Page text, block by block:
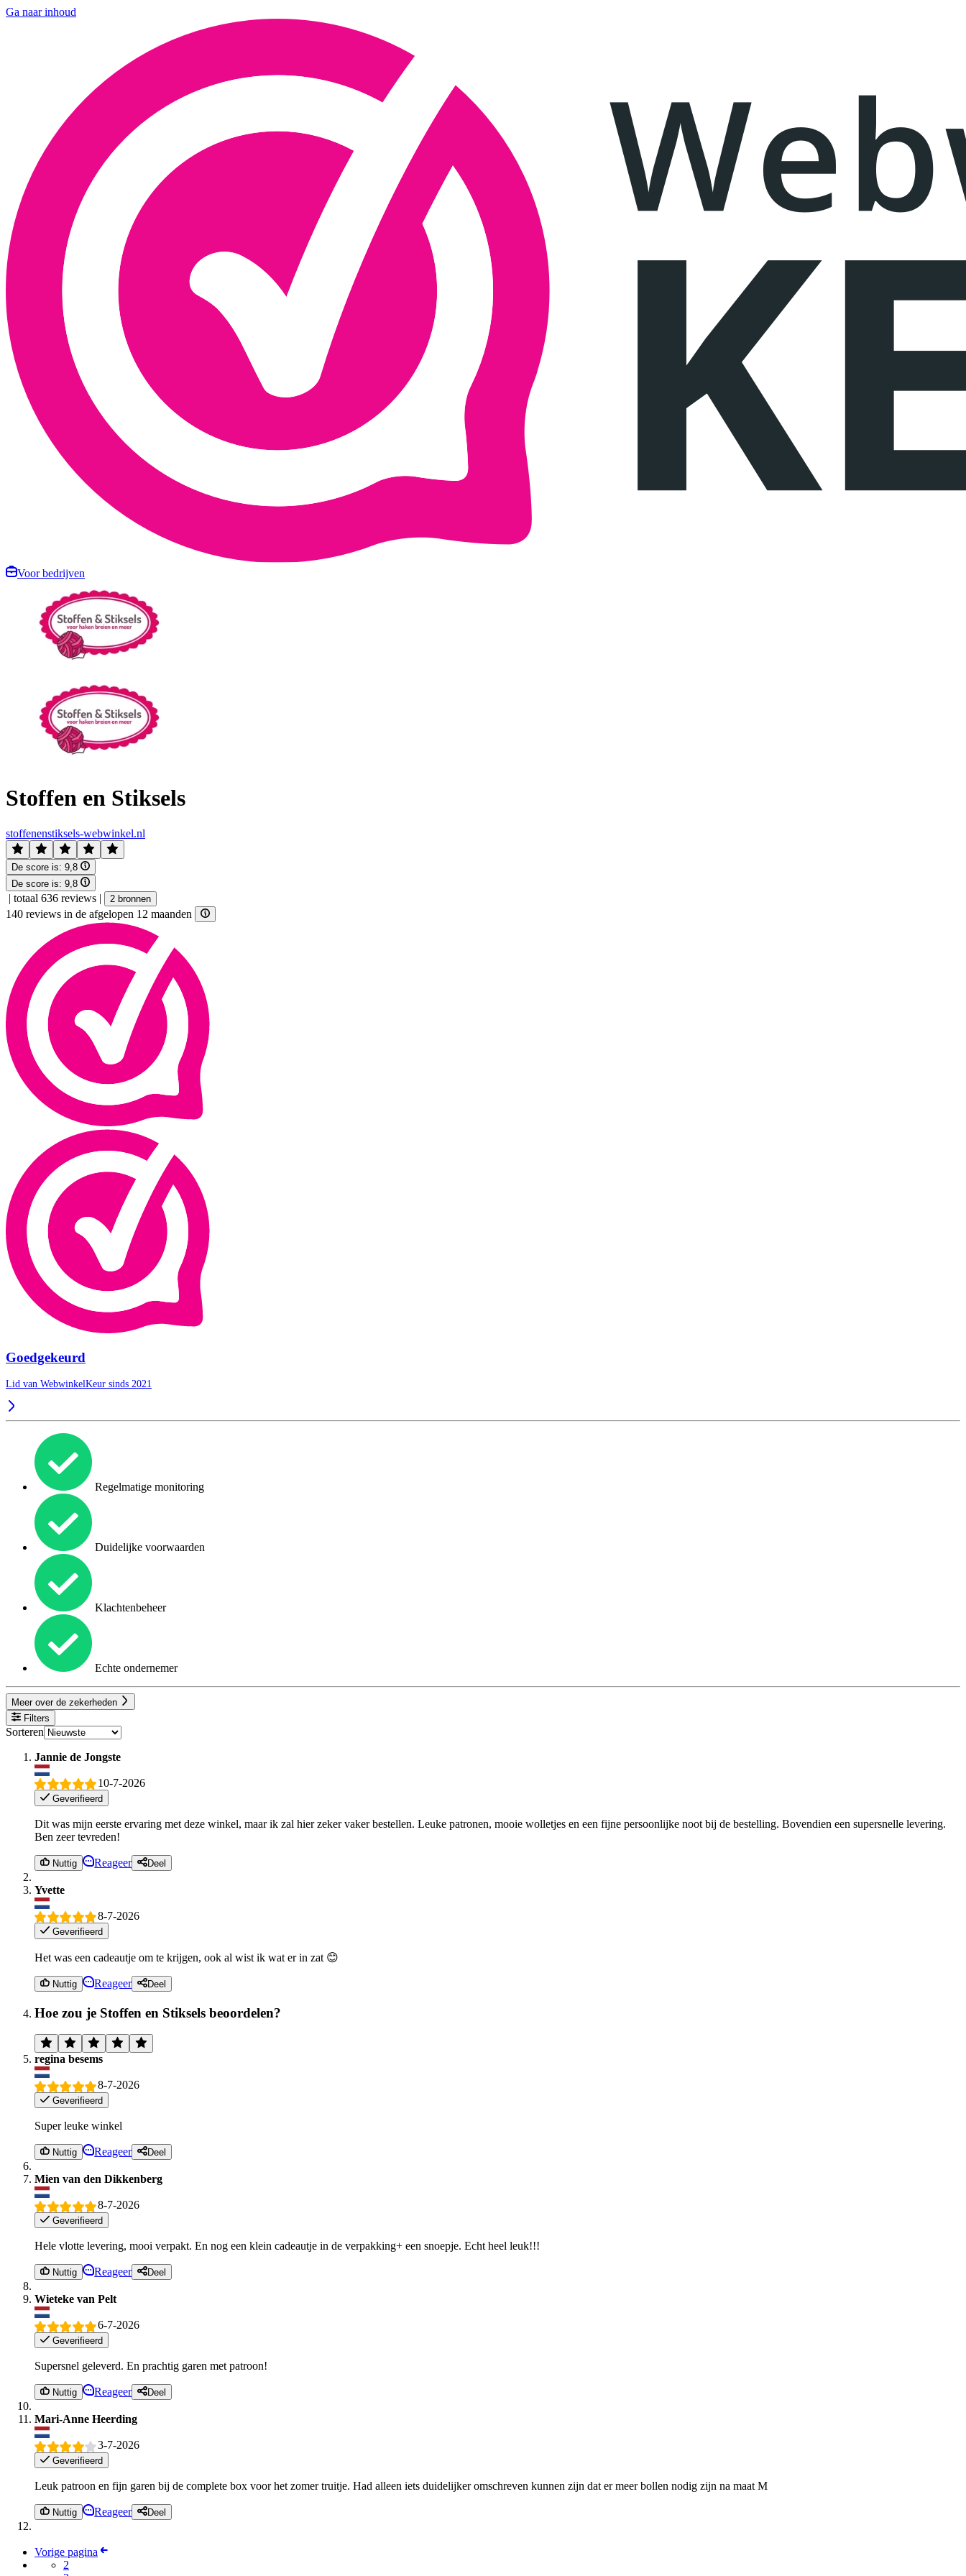
Ga naar inhoud
Voor bedrijven
Stoffen en Stiksels
stoffenenstiksels-webwinkel.nl
De score is: 9,8
De score is: 9,8
| totaal 636 reviews | 2 bronnen
140 reviews in de afgelopen 12 maanden
Goedgekeurd
Lid van WebwinkelKeur sinds 2021
Regelmatige monitoring
Duidelijke voorwaarden
Klachtenbeheer
Echte ondernemer
Meer over de zekerheden
Filters
Sorteren
Jannie de Jongste
10-7-2026
Geverifieerd
Dit was mijn eerste ervaring met deze winkel, maar ik zal hier zeker vaker bestellen. Leuke patronen, mooie wolletjes en een fijne persoonlijke noot bij de bestelling. Bovendien een supersnelle levering.
Ben zeer tevreden!
Nuttig Reageer Deel
Yvette
8-7-2026
Geverifieerd
Het was een cadeautje om te krijgen, ook al wist ik wat er in zat 😊
Nuttig Reageer Deel
Hoe zou je Stoffen en Stiksels beoordelen?
regina besems
8-7-2026
Geverifieerd
Super leuke winkel
Nuttig Reageer Deel
Mien van den Dikkenberg
8-7-2026
Geverifieerd
Hele vlotte levering, mooi verpakt. En nog een klein cadeautje in de verpakking+ een snoepje. Echt heel leuk!!!
Nuttig Reageer Deel
Wieteke van Pelt
6-7-2026
Geverifieerd
Supersnel geleverd. En prachtig garen met patroon!
Nuttig Reageer Deel
Mari-Anne Heerding
3-7-2026
Geverifieerd
Leuk patroon en fijn garen bij de complete box voor het zomer truitje. Had alleen iets duidelijker omschreven kunnen zijn dat er meer bollen nodig zijn na maat M
Nuttig Reageer Deel
Vorige pagina
2